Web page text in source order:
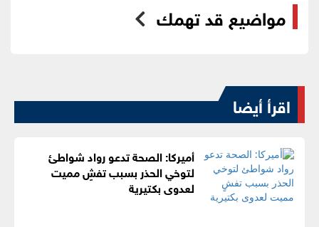
مواضيع قد تهمك
اقرأ أيضا
أميركا: الصحة تدعو رواد شواطئ
لتوخي الحذر بسبب تفشٍ مميت
لعدوى بكتيرية